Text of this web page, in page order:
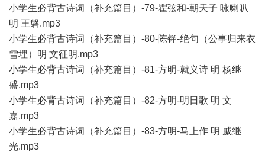
小学生必背古诗词（补充篇目）-79-瞿弦和-朝天子 咏喇叭
明 王磐.mp3
小学生必背古诗词（补充篇目）-80-陈铎-绝句（公事归来衣
雪埋）明 文征明.mp3
小学生必背古诗词（补充篇目）-81-方明-就义诗 明 杨继
盛.mp3
小学生必背古诗词（补充篇目）-82-方明-明日歌 明 文
嘉.mp3
小学生必背古诗词（补充篇目）-83-方明-马上作 明 戚继
光.mp3